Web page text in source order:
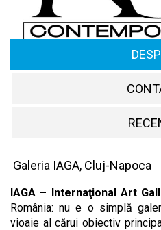
Galeria IAGA, Cluj-Napoca
IAGA – Internaţional Art
România: nu e o simplă
vioaie al cărui obiectiv